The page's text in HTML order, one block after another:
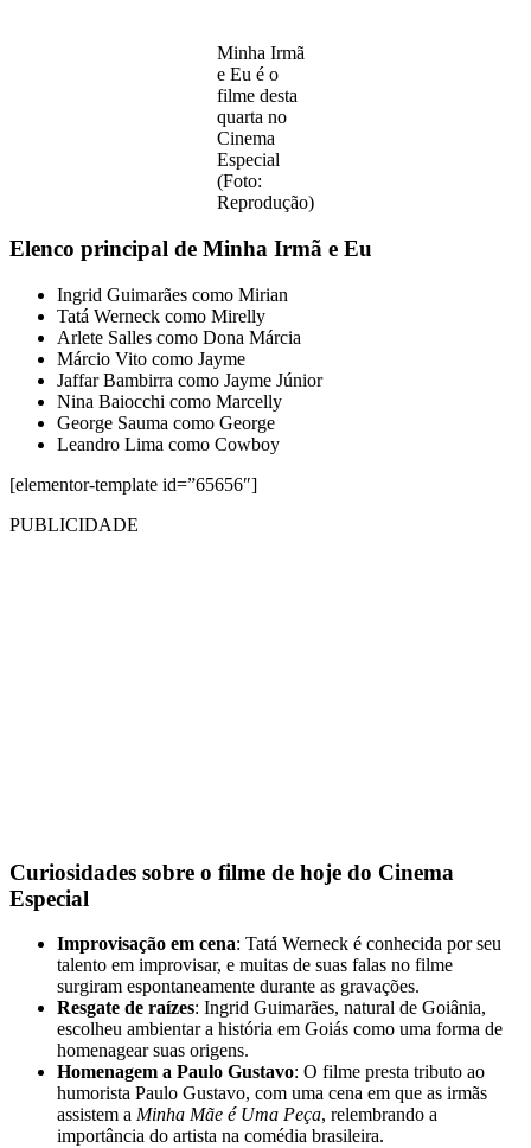
Minha Irmã
e Eu é o
filme desta
quarta no
Cinema
Especial
(Foto:
Reprodução)
Elenco principal de Minha Irmã e Eu
Ingrid Guimarães como Mirian
Tatá Werneck como Mirelly
Arlete Salles como Dona Márcia
Márcio Vito como Jayme
Jaffar Bambirra como Jayme Júnior
Nina Baiocchi como Marcelly
George Sauma como George
Leandro Lima como Cowboy
[elementor-template id=”65656″]
PUBLICIDADE
Curiosidades sobre o filme de hoje do Cinema
Especial
Improvisação em cena: Tatá Werneck é conhecida por seu
talento em improvisar, e muitas de suas falas no filme
surgiram espontaneamente durante as gravações.
Resgate de raízes: Ingrid Guimarães, natural de Goiânia,
escolheu ambientar a história em Goiás como uma forma de
homenagear suas origens.
Homenagem a Paulo Gustavo: O filme presta tributo ao
humorista Paulo Gustavo, com uma cena em que as irmãs
assistem a Minha Mãe é Uma Peça, relembrando a
importância do artista na comédia brasileira.